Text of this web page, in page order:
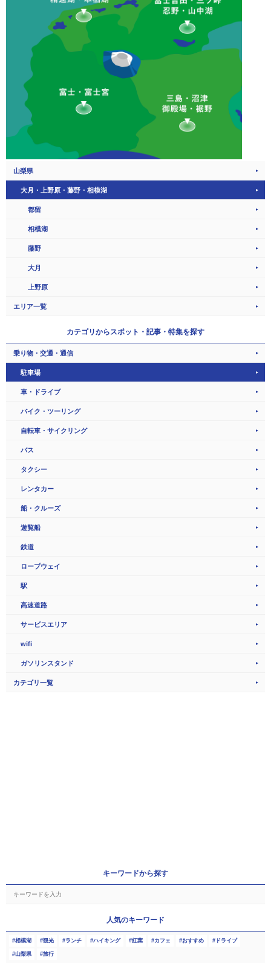
山梨県
大月・上野原・藤野・相模湖
都留
相模湖
藤野
大月
上野原
エリア一覧
カテゴリからスポット・記事・特集を探す
乗り物・交通・通信
駐車場
車・ドライブ
バイク・ツーリング
自転車・サイクリング
バス
タクシー
レンタカー
船・クルーズ
遊覧船
鉄道
ロープウェイ
駅
高速道路
サービスエリア
wifi
ガソリンスタンド
カテゴリ一覧
キーワードから探す
人気のキーワード
相模湖 観光 ランチ ハイキング 紅葉 カフェ おすすめ ドライブ
山梨県 旅行